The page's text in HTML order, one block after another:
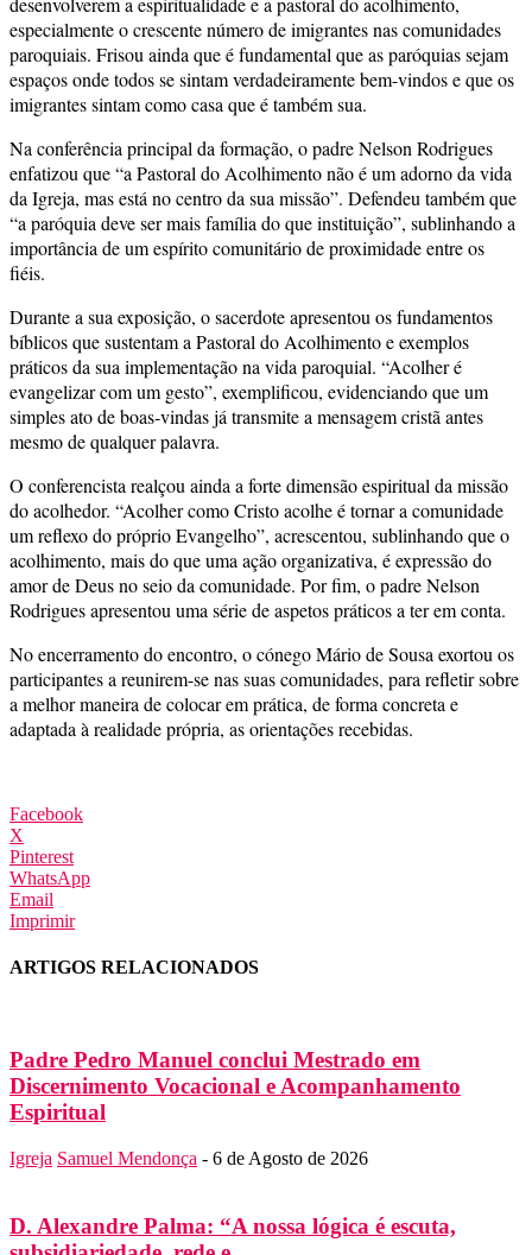
especialmente o crescente número de imigrantes nas comunidades
paroquiais. Frisou ainda que é fundamental que as paróquias sejam
espaços onde todos se sintam verdadeiramente bem-vindos e que os
imigrantes sintam como casa que é também sua.
Na conferência principal da formação, o padre Nelson Rodrigues
enfatizou que “a Pastoral do Acolhimento não é um adorno da vida
da Igreja, mas está no centro da sua missão”. Defendeu também que
“a paróquia deve ser mais família do que instituição”, sublinhando a
importância de um espírito comunitário de proximidade entre os
fiéis.
Durante a sua exposição, o sacerdote apresentou os fundamentos
bíblicos que sustentam a Pastoral do Acolhimento e exemplos
práticos da sua implementação na vida paroquial. “Acolher é
evangelizar com um gesto”, exemplificou, evidenciando que um
simples ato de boas-vindas já transmite a mensagem cristã antes
mesmo de qualquer palavra.
O conferencista realçou ainda a forte dimensão espiritual da missão
do acolhedor. “Acolher como Cristo acolhe é tornar a comunidade
um reflexo do próprio Evangelho”, acrescentou, sublinhando que o
acolhimento, mais do que uma ação organizativa, é expressão do
amor de Deus no seio da comunidade. Por fim, o padre Nelson
Rodrigues apresentou uma série de aspetos práticos a ter em conta.
No encerramento do encontro, o cónego Mário de Sousa exortou os
participantes a reunirem-se nas suas comunidades, para refletir sobre
a melhor maneira de colocar em prática, de forma concreta e
adaptada à realidade própria, as orientações recebidas.
Facebook
X
Pinterest
WhatsApp
Email
Imprimir
ARTIGOS RELACIONADOS
Padre Pedro Manuel conclui Mestrado em
Discernimento Vocacional e Acompanhamento
Espiritual
Igreja Samuel Mendonça - 6 de Agosto de 2026
D. Alexandre Palma: “A nossa lógica é escuta,